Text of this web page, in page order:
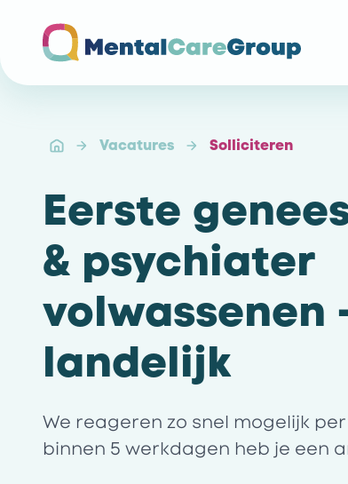
Vacatures Solliciteren
Eerste
& psychiater
volwassenen
landelijk
We reageren zo snel mogelijk
binnen 5 werkdagen heb je een